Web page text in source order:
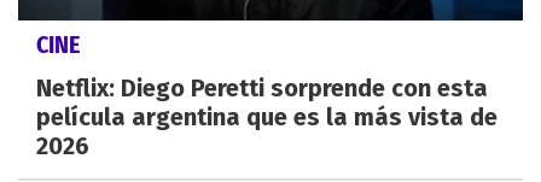
CINE
Netflix: Diego Peretti sorprende con esta
película argentina que es la más vista de
2026